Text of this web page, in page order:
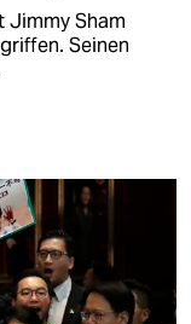
Jimmy Sham
Seinen